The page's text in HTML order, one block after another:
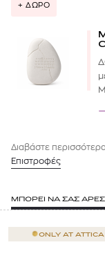
+ ΔΩΡΟ
Διαβάστε
Επιστροφές
ΜΠΟΡΕΙ ΝΑ ΣΑΣ
ONLY AT ATTICA